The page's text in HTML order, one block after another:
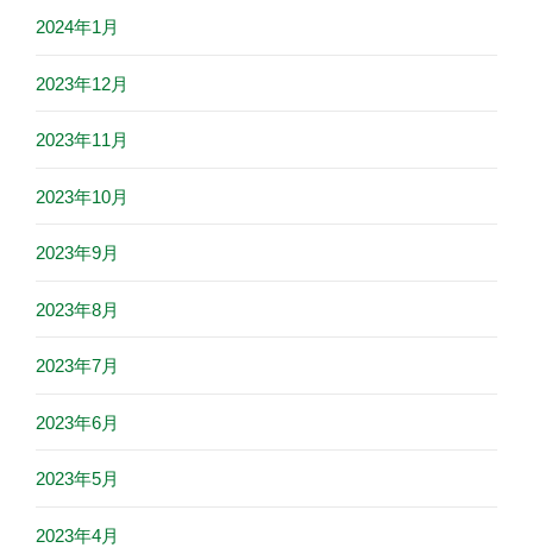
2024年1月
2023年12月
2023年11月
2023年10月
2023年9月
2023年8月
2023年7月
2023年6月
2023年5月
2023年4月